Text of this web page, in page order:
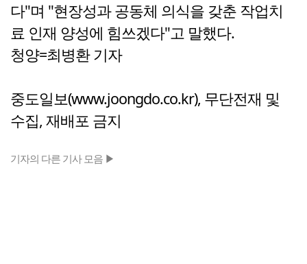
다"며 "현장성과 공동체 의식을 갖춘 작업치
료 인재 양성에 힘쓰겠다"고 말했다.
청양=최병환 기자
중도일보(www.joongdo.co.kr), 무단전재 및
수집, 재배포 금지
기자의 다른 기사 모음 ▶